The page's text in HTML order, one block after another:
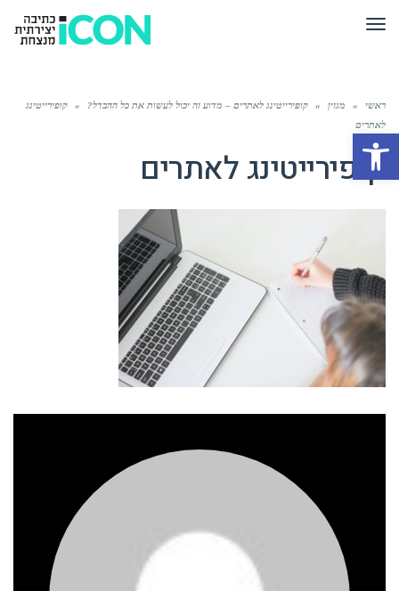
פתח סרגל נגישות
תפריט
ראשי » מגזין » קופירייטינג לאתרים – מדוע זה יכול לעשות את כל ההבדל? »
קופירייטינג
לאתרים
קופירייטינג לאתרים